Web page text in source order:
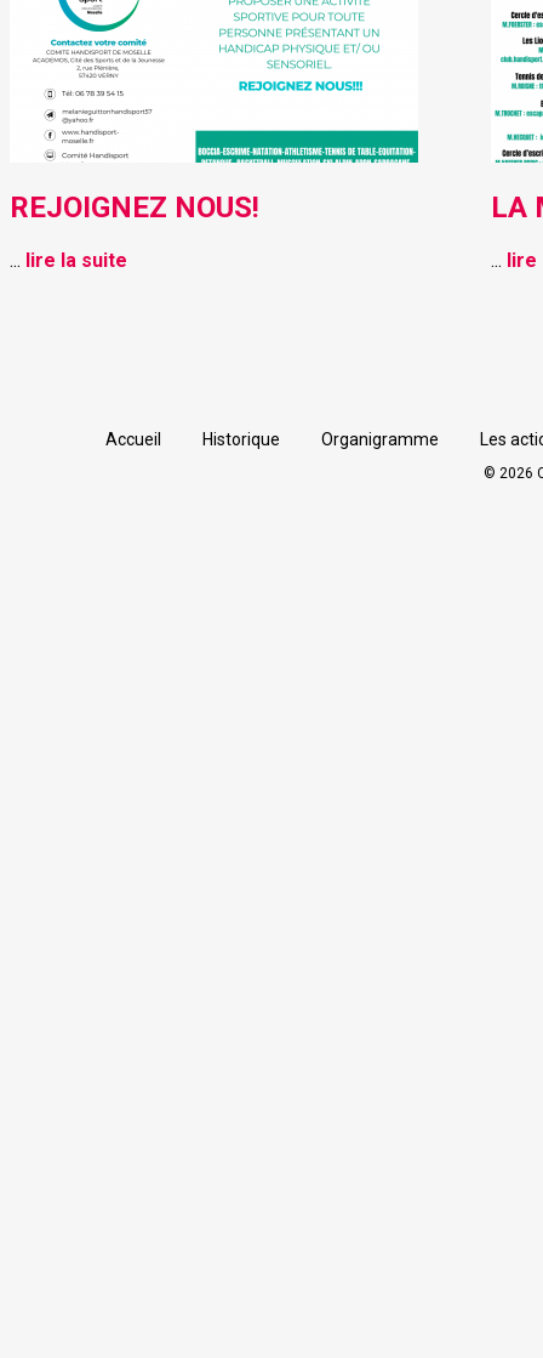
REJOIGNEZ NOUS!
... lire la suite
LA
... lire
Accueil Historique Organigramme Les
© 2026